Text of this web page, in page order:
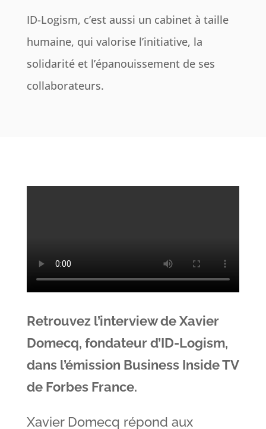
ID-Logism, c’est aussi un cabinet à taille
humaine, qui valorise l’initiative, la
solidarité et l’épanouissement de ses
collaborateurs.
Retrouvez l’interview de Xavier
Domecq, fondateur d’ID-Logism,
dans l’émission Business Inside TV
de Forbes France.
Xavier Domecq répond aux